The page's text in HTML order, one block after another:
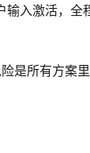
输入激活，全
是所有方案